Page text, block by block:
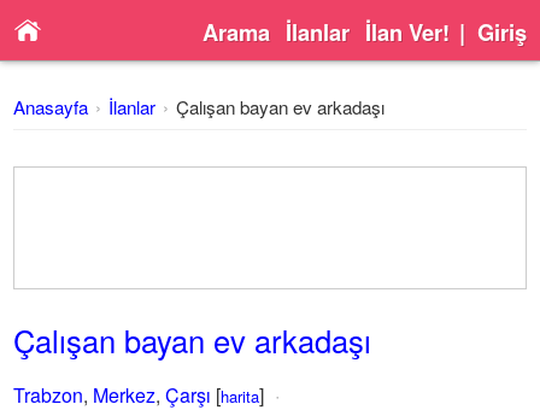
Arama İlanlar İlan Ver! | Giriş
Anasayfa İlanlar Çalışan bayan ev arkadaşı
Çalışan bayan ev arkadaşı
Trabzon, Merkez,Çarşı [harita]